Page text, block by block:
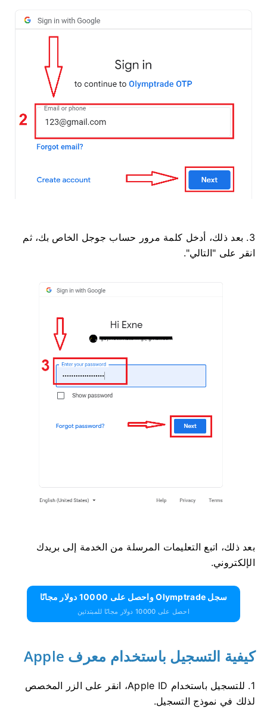
3. بعد ذلك، أدخل كلمة مرور حساب جوجل الخاص بك، ثم
انقر على "التالي".
بعد ذلك، اتبع التعليمات المرسلة من الخدمة إلى بريدك
الإلكتروني.
سجل Olymptrade واحصل على 10000 دولار مجانًا
احصل على 10000 دولار مجانًا للمبتدئين
كيفية التسجيل باستخدام معرف Apple
1. للتسجيل باستخدام Apple ID، انقر على الزر المخصص
لذلك في نموذج التسجيل.